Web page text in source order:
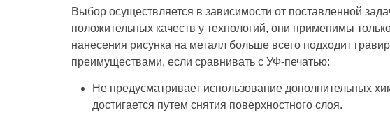
Выбор осуществляется в зависимости от поставленной
положительных качеств у технологий, они применимы
нанесения рисунка на металл больше всего подходит
преимуществами, если сравнивать с УФ-печатью:
Не предусматривает использование дополнительных
достигается путем снятия поверхностного слоя.